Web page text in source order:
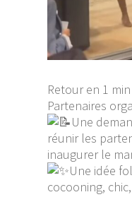
Retour en 1
Partenaires
Une
réunir les
inaugurer le
Une idée
cocooning,